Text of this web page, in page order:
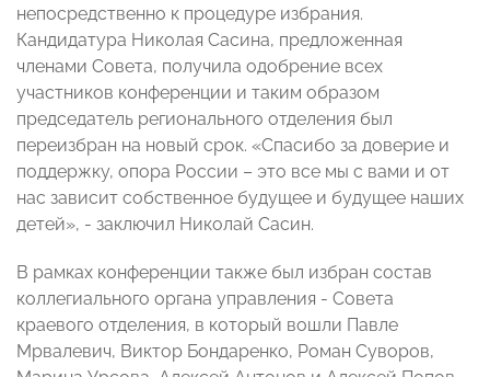
непосредственно к процедуре избрания.
Кандидатура Николая Сасина, предложенная
членами Совета, получила одобрение всех
участников конференции и таким образом
председатель регионального отделения был
переизбран на новый срок. «Спасибо за доверие и
поддержку, опора России – это все мы с вами и от
нас зависит собственное будущее и будущее наших
детей», - заключил Николай Сасин.
В рамках конференции также был избран состав
коллегиального органа управления - Совета
краевого отделения, в который вошли Павле
Мрвалевич, Виктор Бондаренко, Роман Суворов,